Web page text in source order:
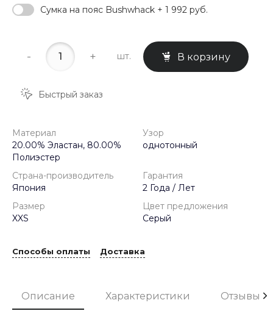
Сумка на пояс Bushwhack + 1 992 руб.
- + шт. В корзину
Быстрый заказ
Материал
20.00% Эластан, 80.00%
Полиэстер
Узор
однотонный
Страна-производитель
Япония
Гарантия
2 Года / Лет
Размер
XXS
Цвет предложения
Серый
Способы оплаты Доставка
Описание Характеристики Отзывы